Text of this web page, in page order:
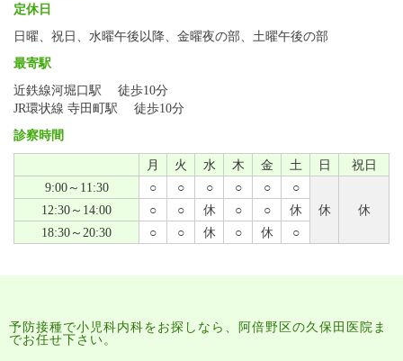
定休日
日曜、祝日、水曜午後以降、金曜夜の部、土曜午後の部
最寄駅
近鉄線河堀口駅 徒歩10分
JR環状線 寺田町駅 徒歩10分
診察時間
月 火 水 木 金 土 日
祝日
9:00～11:30
○ ○ ○ ○ ○
○
休
休
12:30～14:00 ○ ○ 休 ○ ○
休
18:30～20:30
○ ○ 休 ○ 休 ○
予防接種で小児科内科をお探しなら、阿倍野区の久保田医院ま
でお任せ下さい。